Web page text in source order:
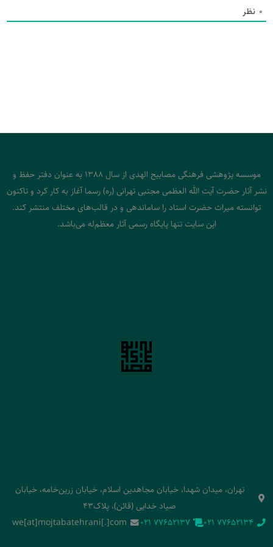
0 نظر
موسسه پژوهشی فرهنگی مصابیح الهدی از سال 1388 به عنوان دفتر حفظ و
نشر آثار حضرت آیت الله العظمی مجتبی تهرانی (ره) رسما آغاز به کار کرد و تاکنون
توانسته میراث حضرت استاد را ساماندهی و در قالب‌های مختلف منتشر کند.
این سایت تنها پایگاه رسمی آثار معظم‌له می‌باشد.
تهران، میدان شهدا، خیابان مجاهدین اسلام، خیابان زرین‌خامه، خیابان
صیاد خدایی (قائن)، پلاک43
‭021 77652134‬
‭021 77652137‬
we[at]mojtabatehrani[.]com